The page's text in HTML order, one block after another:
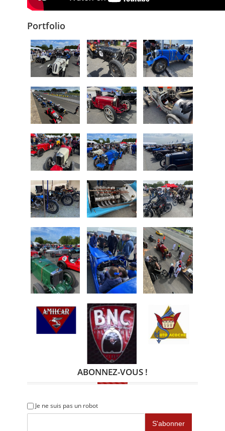
Portfolio
ABONNEZ-VOUS !
Je ne suis pas un robot